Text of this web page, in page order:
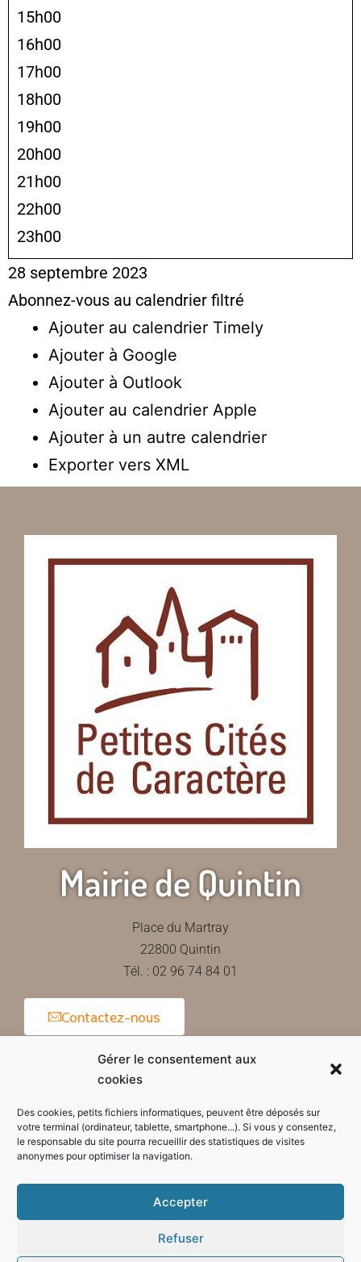
Gérer le consentement aux
cookies
Des cookies, petits fichiers informatiques, peuvent être déposés sur
votre terminal (ordinateur, tablette, smartphone...). Si vous y consentez,
le responsable du site pourra recueillir des statistiques de visites
anonymes pour optimiser la navigation.
Accepter
Refuser
15h00
16h00
17h00
18h00
19h00
20h00
21h00
22h00
23h00
28 septembre 2023
Abonnez-vous au calendrier filtré
Ajouter au calendrier Timely
Ajouter à Google
Ajouter à Outlook
Ajouter au calendrier Apple
Ajouter à un autre calendrier
Exporter vers XML
Mairie de Quintin
Place du Martray
22800 Quintin
Tél. : 02 96 74 84 01
Contactez-nous
Horaires d'ouverture de la mairie